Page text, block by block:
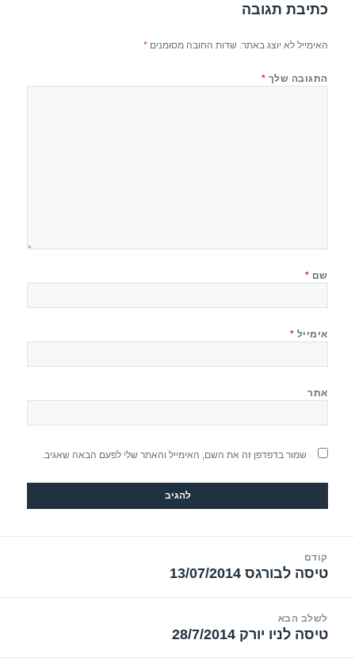
k
כתיבת תגובה
האימייל לא יוצג באתר. שדות החובה מסומנים*
התגובה שלך *
שם *
אימייל *
אתר
שמור בדפדפן זה את השם, האימייל והאתר שלי לפעם הבאה שאגיב.
קודם
הפוסט
טיסה לבורגס 13/07/2014
לשלב הבא
הפוסט
טיסה לניו יורק 28/7/2014